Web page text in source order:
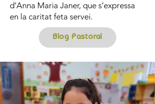
d’Anna Maria Janer, que s’expressa
en la caritat feta servei.
Blog Pastoral